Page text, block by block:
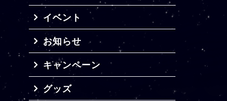
イベント
お知らせ
キャンペーン
グッズ